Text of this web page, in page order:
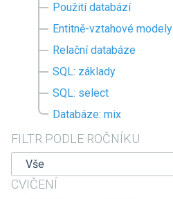
Použití databází
Entitně-vztahové modely
Relační databáze
SQL: základy
SQL: select
Databáze: mix
FILTR PODLE ROČNÍKU
CVIČENÍ